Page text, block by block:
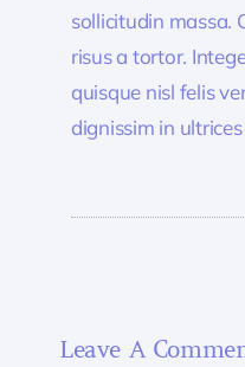
sollicitudin massa.
risus a tortor.
quisque nisl felis
dignissim in
Leave A